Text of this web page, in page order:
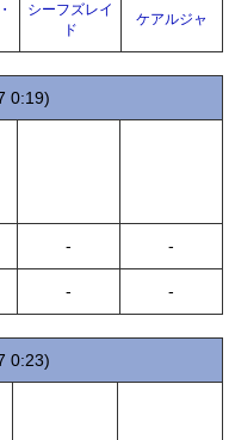
シーフズレイ
ド
ケアルジャ
0:19)
- -
- -
0:23)